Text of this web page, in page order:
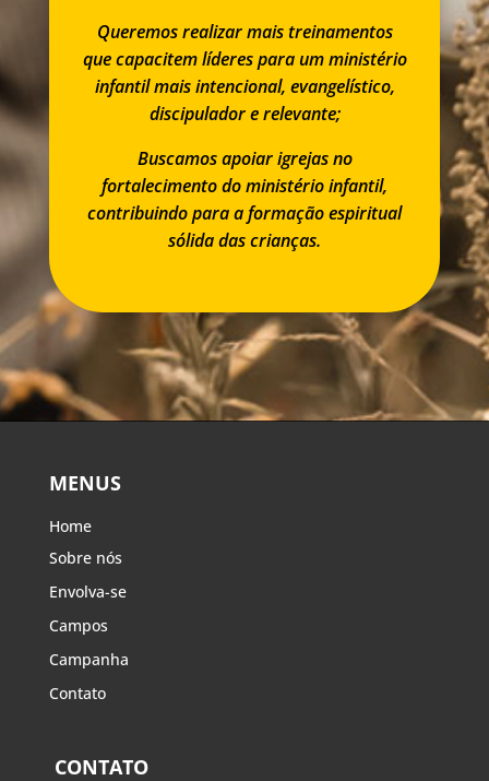
Queremos realizar mais treinamentos
que capacitem líderes para um ministério
infantil mais intencional, evangelístico,
discipulador e relevante;
Buscamos apoiar igrejas no
fortalecimento do ministério infantil,
contribuindo para a formação espiritual
sólida das crianças.
MENUS
Home
Sobre nós
Envolva-se
Campos
Campanha
Contato
CONTATO